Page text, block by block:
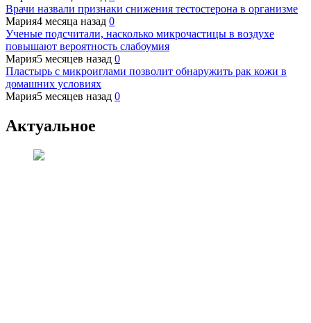
Врачи назвали признаки снижения тестостерона в организме
Мария4 месяца назад 0
Ученые подсчитали, насколько микрочастицы в воздухе
повышают вероятность слабоумия
Мария5 месяцев назад 0
Пластырь с микроиглами позволит обнаружить рак кожи в
домашних условиях
Мария5 месяцев назад 0
Актуальное